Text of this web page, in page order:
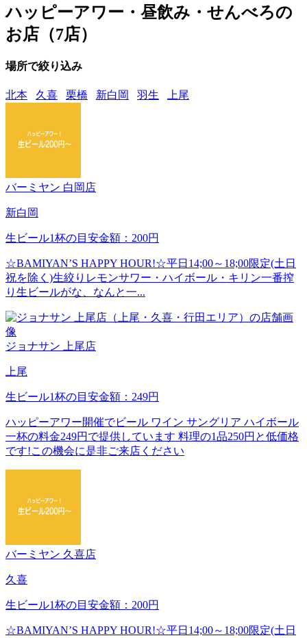
ハッピーアワー・昼飲み・せんべろの
お店（7店）
場所で絞り込み
北本 久喜 栗橋 新白岡 羽生 上尾
バーミヤン 白岡店
新白岡
生ビール1杯の目安金額：200円
☆BAMIYAN’S HAPPY HOUR!☆平日14;00～18;00限定(土日
祝を除く)生絞りレモンサワー・ハイボール・キリン一番搾
り生ビールがな、なんと一...
ジョナサン 上尾店
上尾
生ビール1杯の目安金額：249円
ハッピーアワー開催でビール ワイン サングリア ハイボール
一杯の料金249円で提供しています 料理の1品250円と低価格
です!この機会に是非ご来店ください
バーミヤン 久喜店
久喜
生ビール1杯の目安金額：200円
☆BAMIYAN’S HAPPY HOUR!☆平日14;00～18;00限定(土日